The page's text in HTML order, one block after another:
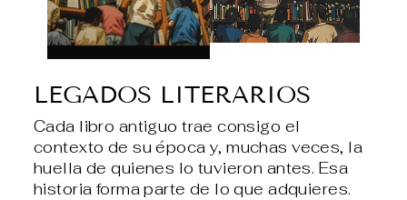
LEGADOS LITERARIOS
Cada libro antiguo trae consigo el
contexto de su época y, muchas veces, la
huella de quienes lo tuvieron antes. Esa
historia forma parte de lo que adquieres.